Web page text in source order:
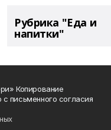
Рубрика "Еда и
напитки"
Копирование
письменного согласия